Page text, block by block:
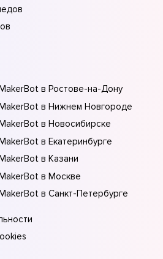
в Ростове-на-Донy
в Нижнем Новгороде
в Новосибирске
в Екатеринбурге
в Казани
в Москве
в Санкт-Петербурге